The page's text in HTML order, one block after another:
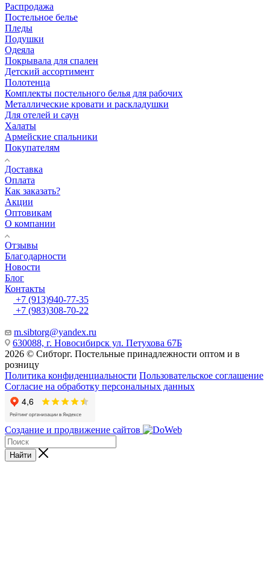
Распродажа
Постельное белье
Пледы
Подушки
Одеяла
Покрывала для спален
Детский ассортимент
Полотенца
Комплекты постельного белья для рабочих
Металлические кровати и раскладушки
Для отелей и саун
Халаты
Армейские спальники
Покупателям
Доставка
Оплата
Как заказать?
Акции
Оптовикам
О компании
Отзывы
Благодарности
Новости
Блог
Контакты
+7 (913)940-77-35
+7 (983)308-70-22
m.sibtorg@yandex.ru
630088, г. Новосибирск ул. Петухова 67Б
2026 © Сибторг. Постельные принадлежности оптом и в
розницу
Политика конфиденциальности Пользовательское соглашение
Согласие на обработку персональных данных
Создание и продвижение сайтов
Найти